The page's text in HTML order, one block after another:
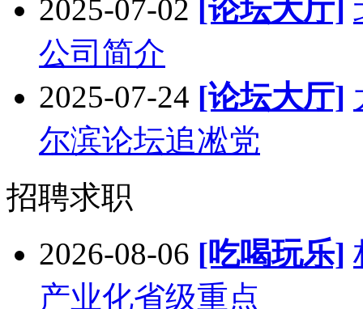
2025-07-02 [论坛大厅]
公司简介
2025-07-24 [论坛大厅]
尔滨论坛追凇党
招聘求职
2026-08-06 [吃喝玩乐]
产业化省级重点